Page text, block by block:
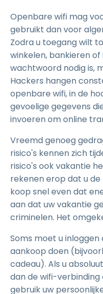
Openbare wifi mag
gebruikt dan voor
Zodra u toegang wilt
winkelen, bankieren
wachtwoord nodig is,
Hackers hangen
openbare wifi, in de
gevoelige gegevens
invoeren om online
Vreemd genoeg
risico's kennen zich
risico's ook vakantie
rekenen erop dat u de
koop snel even dat
aan dat uw vakantie
criminelen. Het
Soms moet u
aankoop doen
cadeau). Als u
dan de wifi-
gebruik uw